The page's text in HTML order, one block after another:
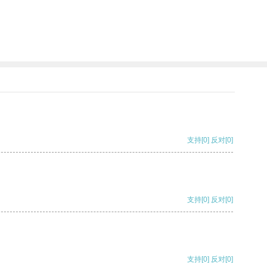
支持[0] 反对[0]
支持[0] 反对[0]
支持[0] 反对[0]